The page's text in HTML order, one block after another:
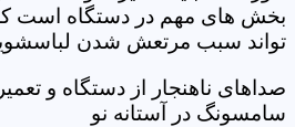
بخش های مهم در دستگاه است
تواند سبب مرتعش شدن
صداهای ناهنجار از دستگاه و
سامسونگ در آستانه نو